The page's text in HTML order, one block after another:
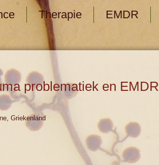
Therapie EMDR
problematiek en EMDR
Griekenland